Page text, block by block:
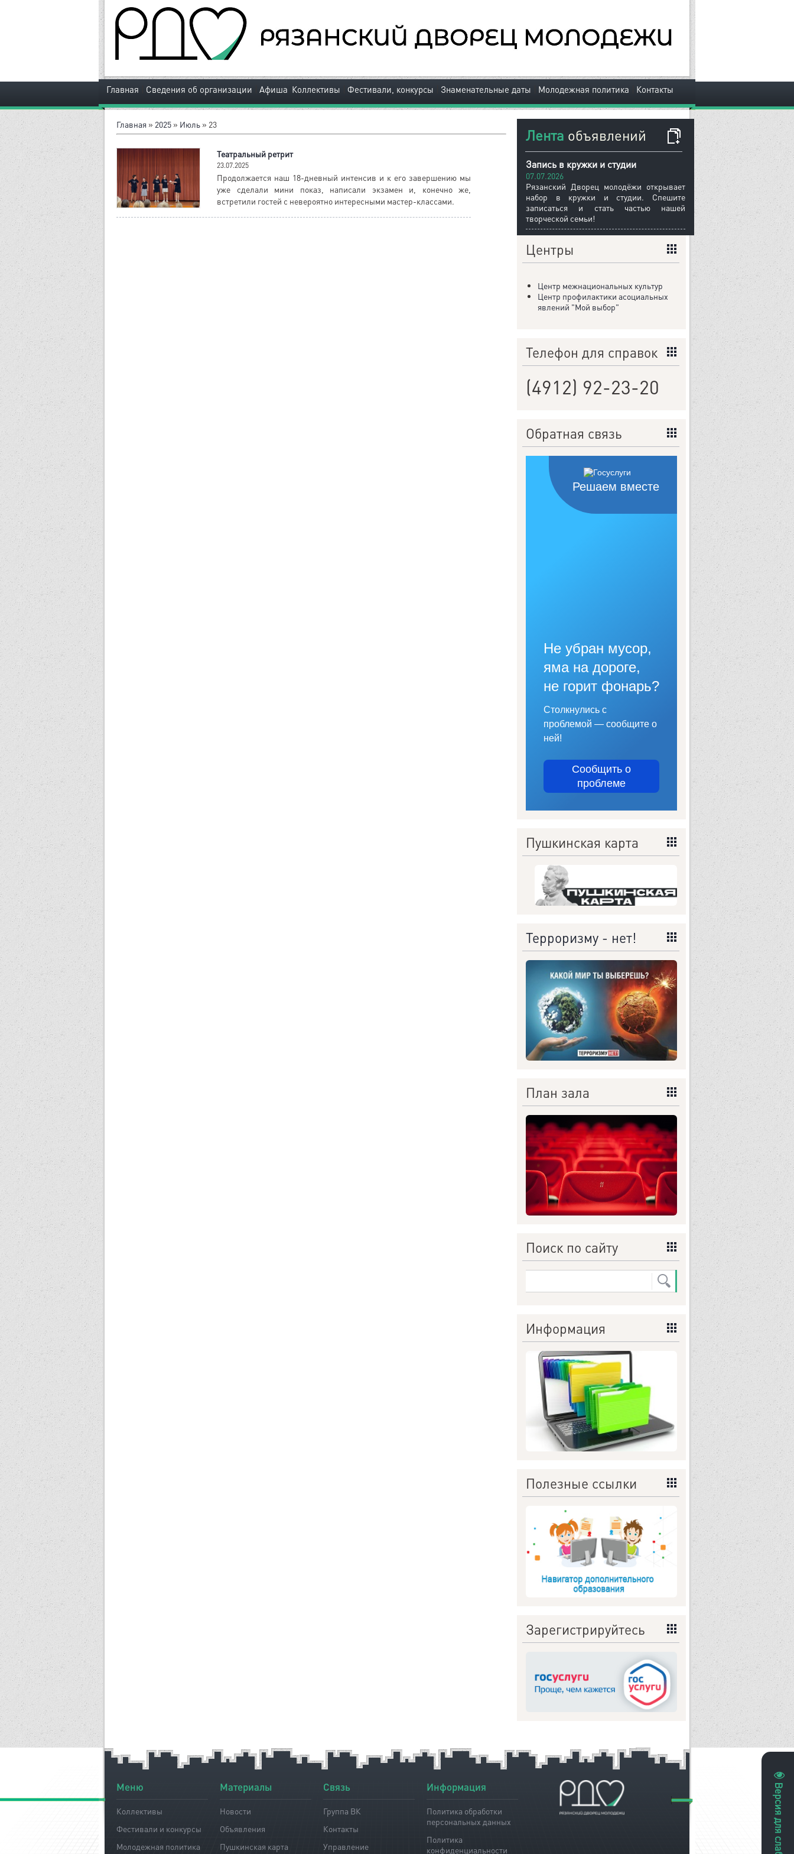
Главная Сведения об организации Афиша Коллективы Фестивали, конкурсы Знаменательные даты Молодежная политика Контакты
Главная » 2025 » Июль » 23
Театральный ретрит
23.07.2025
Продолжается наш 18-дневный интенсив и к его завершению мы
уже сделали мини показ, написали экзамен и, конечно же,
встретили гостей с невероятно интересными мастер-классами.
Лента объявлений
Запись в кружки и студии
07.07.2026
Рязанский Дворец молодёжи открывает
набор в кружки и студии. Спешите
записаться и стать частью нашей
творческой семьи!
Центры
Центр межнациональных культур
Центр профилактики асоциальных
явлений "Мой выбор"
Телефон для справок
(4912) 92-23-20
Обратная связь
Решаем вместе
Не убран мусор,
яма на дороге,
не горит фонарь?
Столкнулись с
проблемой — сообщите о
ней!
Сообщить о
проблеме
Пушкинская карта
Терроризму - нет!
План зала
Поиск по сайту
Информация
Полезные ссылки
Зарегистрируйтесь
Меню
Коллективы
Фестивали и конкурсы
Молодежная политика
Материалы
Новости
Объявления
Пушкинская карта
Связь
Группа ВК
Контакты
Управление
Информация
Политика обработки
персональных данных
Политика
конфиденциальности